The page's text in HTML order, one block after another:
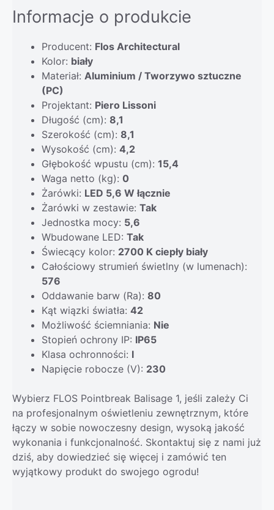
Informacje o produkcie
Producent: Flos Architectural
Kolor: biały
Materiał: Aluminium / Tworzywo sztuczne
(PC)
Projektant: Piero Lissoni
Długość (cm): 8,1
Szerokość (cm): 8,1
Wysokość (cm): 4,2
Głębokość wpustu (cm): 15,4
Waga netto (kg): 0
Żarówki: LED 5,6 W łącznie
Żarówki w zestawie: Tak
Jednostka mocy: 5,6
Wbudowane LED: Tak
Świecący kolor: 2700 K ciepły biały
Całościowy strumień świetlny (w lumenach):
576
Oddawanie barw (Ra): 80
Kąt wiązki światła: 42
Możliwość ściemniania: Nie
Stopień ochrony IP: IP65
Klasa ochronności: I
Napięcie robocze (V): 230
Wybierz FLOS Pointbreak Balisage 1, jeśli zależy Ci
na profesjonalnym oświetleniu zewnętrznym, które
łączy w sobie nowoczesny design, wysoką jakość
wykonania i funkcjonalność. Skontaktuj się z nami już
dziś, aby dowiedzieć się więcej i zamówić ten
wyjątkowy produkt do swojego ogrodu!